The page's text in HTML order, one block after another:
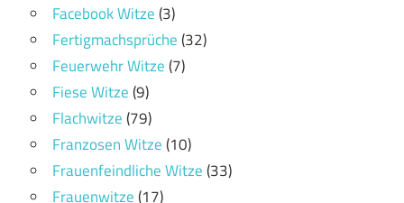
Facebook Witze(3)
Fertigmachsprüche(32)
Feuerwehr Witze(7)
Fiese Witze(9)
Flachwitze(79)
Franzosen Witze(10)
Frauenfeindliche Witze(33)
Frauenwitze(17)